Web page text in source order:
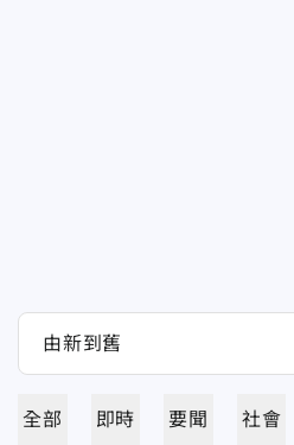
全部 即時 要聞 社會